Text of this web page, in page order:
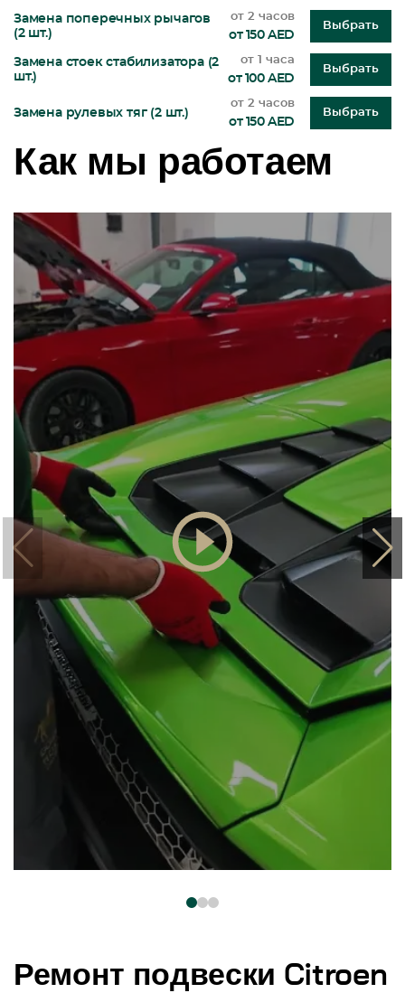
Замена поперечных рычагов
(2 шт.)
от 2 часов
от 150 AED
Выбрать
Замена стоек стабилизатора (2
шт.)
от 1 часа
от 100 AED
Выбрать
Замена рулевых тяг (2 шт.)
от 2 часов
от 150 AED
Выбрать
Как мы работаем
Ремонт подвески Citroen